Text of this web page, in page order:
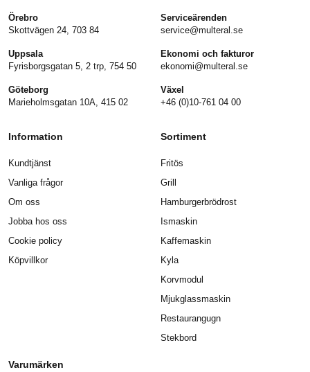
Örebro
Skottvägen 24, 703 84
Uppsala
Fyrisborgsgatan 5, 2 trp, 754 50
Göteborg
Marieholmsgatan 10A, 415 02
Serviceärenden
service@multeral.se
Ekonomi och fakturor
ekonomi@multeral.se
Växel
+46 (0)10-761 04 00
Information
Kundtjänst
Vanliga frågor
Om oss
Jobba hos oss
Cookie policy
Köpvillkor
Sortiment
Fritös
Grill
Hamburgerbrödrost
Ismaskin
Kaffemaskin
Kyla
Korvmodul
Mjukglassmaskin
Restaurangugn
Stekbord
Varumärken